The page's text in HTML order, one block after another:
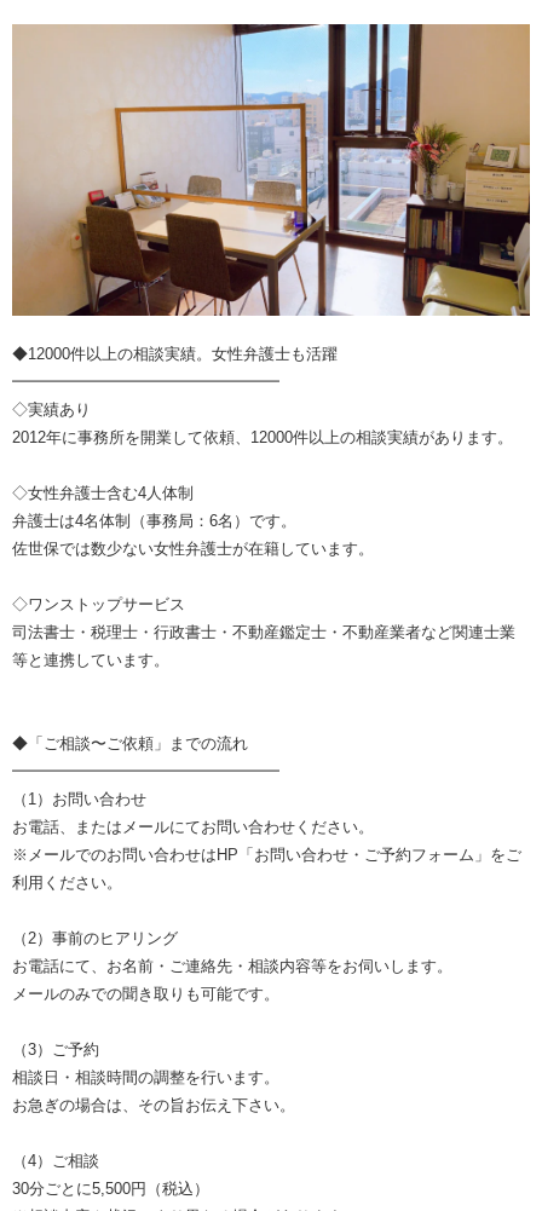
◆12000件以上の相談実績。女性弁護士も活躍
━━━━━━━━━━━━━━━━━
◇実績あり
2012年に事務所を開業して依頼、12000件以上の相談実績があります。
◇女性弁護士含む4人体制
弁護士は4名体制（事務局：6名）です。
佐世保では数少ない女性弁護士が在籍しています。
◇ワンストップサービス
司法書士・税理士・行政書士・不動産鑑定士・不動産業者など関連士業
等と連携しています。
◆「ご相談〜ご依頼」までの流れ
━━━━━━━━━━━━━━━━━
（1）お問い合わせ
お電話、またはメールにてお問い合わせください。
※メールでのお問い合わせはHP「お問い合わせ・ご予約フォーム」をご
利用ください。
（2）事前のヒアリング
お電話にて、お名前・ご連絡先・相談内容等をお伺いします。
メールのみでの聞き取りも可能です。
（3）ご予約
相談日・相談時間の調整を行います。
お急ぎの場合は、その旨お伝え下さい。
（4）ご相談
30分ごとに5,500円（税込）